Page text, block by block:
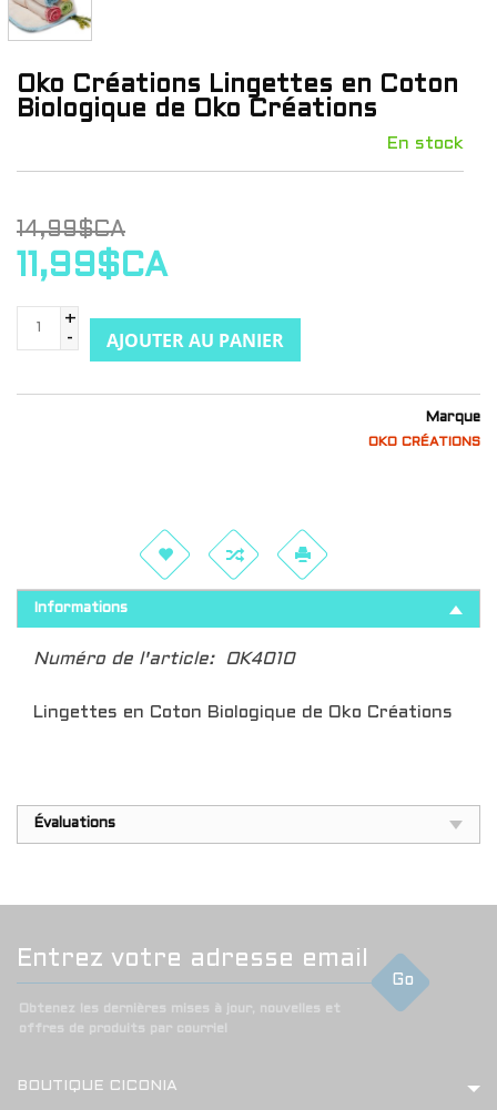
Oko Créations Lingettes en Coton
Biologique de Oko Créations
En stock
14,99$CA
11,99$CA
+
-
AJOUTER AU PANIER
Marque
OKO CRÉATIONS
Informations
Numéro de l'article: OK4010
Lingettes en Coton Biologique de Oko Créations
Évaluations
Go
Obtenez les dernières mises à jour, nouvelles et
offres de produits par courriel
BOUTIQUE CICONIA